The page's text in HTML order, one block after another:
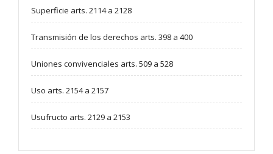
Superficie arts. 2114 a 2128
Transmisión de los derechos arts. 398 a 400
Uniones convivenciales arts. 509 a 528
Uso arts. 2154 a 2157
Usufructo arts. 2129 a 2153